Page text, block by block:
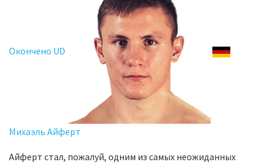
Окончено UD
Михаэль Айферт
Айферт стал, пожалуй, одним из самых неожиданных